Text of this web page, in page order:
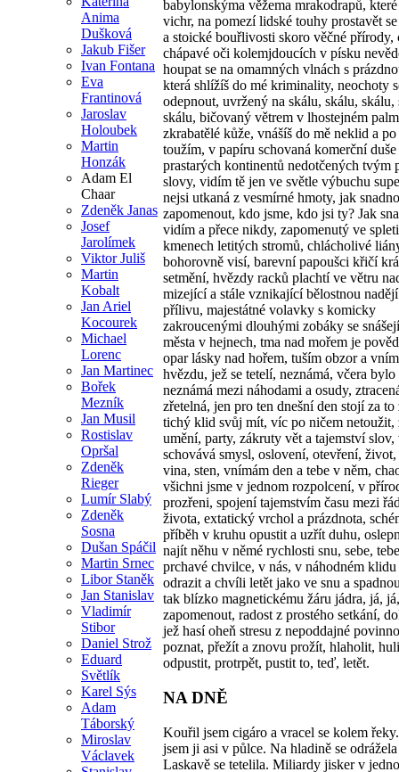
Anima
Dušková
Jakub Fišer
Ivan Fontana
Eva
Frantinová
Jaroslav
Holoubek
Martin
Honzák
Adam El
Chaar
Zdeněk Janas
Josef
Jarolímek
Viktor Juliš
Martin
Kobalt
Jan Ariel
Kocourek
Michael
Lorenc
Jan Martinec
Bořek
Mezník
Jan Musil
Rostislav
Opršal
Zdeněk
Rieger
Lumír Slabý
Zdeněk
Sosna
Dušan Spáčil
Martin Srnec
Libor Staněk
Jan Stanislav
Vladimír
Stibor
Daniel Strož
Eduard
Světlík
Karel Sýs
Adam
Táborský
Miroslav
Václavek
babylonskýma věžema mrakodrapů,
vichr, na pomezí lidské touhy prostavět
a stoické bouřlivosti skoro věčné přírody,
chápavé oči kolemjdoucích v písku
houpat se na omamných vlnách s
která shlížíš do mé kriminality, neochoty
odepnout, uvržený na skálu, skálu, skálu,
skálu, bičovaný větrem v lhostejném
zkrabatělé kůže, vnášíš do mě neklid a po
toužím, v papíru schovaná komerční duše
prastarých kontinentů nedotčených tvým
slovy, vidím tě jen ve světle výbuchu
nejsi utkaná z vesmírné hmoty, jak
zapomenout, kdo jsme, kdo jsi ty? Jak
vidím a přece nikdy, zapomenutý ve
kmenech letitých stromů, chlácholivé
bohorovně visí, barevní papoušci křičí
setmění, hvězdy racků plachtí ve větru
mizející a stále vznikající bělostnou
přílivu, majestátné volavky s komicky
zakroucenými dlouhými zobáky se
města v hejnech, tma nad mořem je
opar lásky nad hořem, tuším obzor a
hvězdu, jež se tetelí, neznámá, včera
neznámá mezi náhodami a osudy,
zřetelná, jen pro ten dnešní den stojí za to
tichý klid svůj mít, víc po ničem netoužit,
umění, party, zákruty vět a tajemství slov,
schovává smysl, oslovení, otevření,
vina, sten, vnímám den a tebe v něm,
všichni jsme v jednom rozpolcení, v
prozřeni, spojení tajemstvím času mezi
života, extatický vrchol a prázdnota,
příběh v kruhu opustit a uzřít duhu,
najít něhu v němé rychlosti snu, sebe,
prchavé chvilce, v nás, v náhodném klidu
odrazit a chvíli letět jako ve snu a
tak blízko magnetickému žáru jádra, já, já,
zapomenout, radost z prostého setkání,
jež hasí oheň stresu z nepoddajné
poznat, přežít a znovu prožít, hlaholit,
odpustit, protrpět, pustit to, teď, letět.
NA DNĚ
Kouřil jsem cigáro a vracel se kolem
jsem ji asi v půlce. Na hladině se
Laskavě se tetelila. Miliardy jisker v